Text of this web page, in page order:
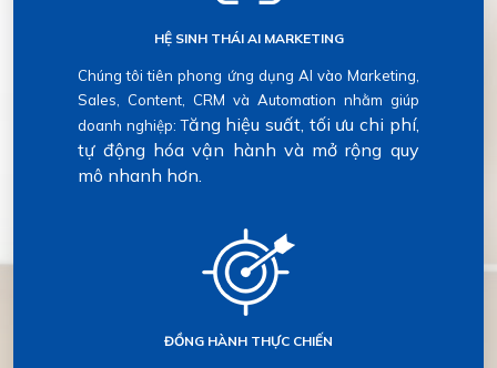
HỆ SINH THÁI AI MARKETING
Chúng tôi tiên phong ứng dụng AI vào Marketing,
Sales, Content, CRM và Automation nhằm giúp
doanh nghiệp: Tăng hiệu suất, tối ưu chi phí,
tự động hóa vận hành và mở rộng quy
mô nhanh hơn.
ĐỒNG HÀNH THỰC CHIẾN